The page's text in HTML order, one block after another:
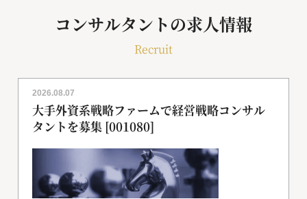
コンサルタントの求人情報
Recruit
2026.08.07
大手外資系戦略ファームで経営戦略コンサル
タントを募集 [001080]